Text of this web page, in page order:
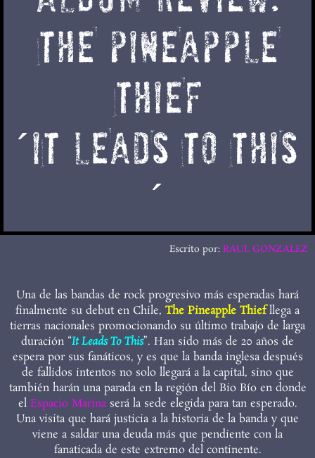
THE PINEAPPLE
THIEF
´IT LEADS TO THIS
´
Escrito por: RAUL GONZALEZ
Una de las bandas de rock progresivo más esperadas hará
finalmente su debut en Chile, The Pineapple Thiefllega a
tierras nacionales promocionando su último trabajo de larga
duración “It Leads To This”. Han sido más de 20 años de
espera por sus fanáticos, y es que la banda inglesa después
de fallidos intentos no solo llegará a la capital, sino que
también harán una parada en la región del Bio Bío en donde
el Espacio Marinaserá la sede elegida para tan esperado.
Una visita que hará justicia a la historia de la banda y que
viene a saldar una deuda más que pendiente con la
fanaticada de este extremo del continente.